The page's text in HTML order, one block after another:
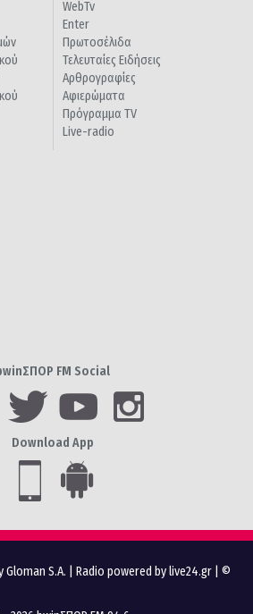
WebTv
Enter
Πρωτοσέλιδα
Τελευταίες Ειδήσεις
Αρθρογραφίες
Αφιερώματα
Πρόγραμμα TV
Live-radio
FM Social
Download App
S.A. Radio powered by live24.gr | ©